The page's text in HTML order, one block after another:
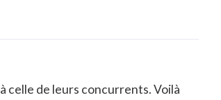
à celle de leurs concurrents. Voilà